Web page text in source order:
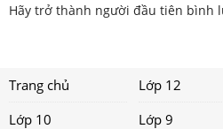
Hãy trở thành người đầu tiên bình
Trang chủ Lớp 12
Lớp 10
Lớp 9